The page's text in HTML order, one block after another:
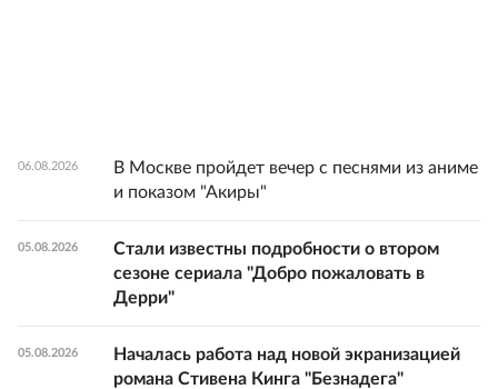
06.08.2026
В Москве пройдет вечер с песнями из аниме
и показом "Акиры"
05.08.2026
Стали известны подробности о втором
сезоне сериала "Добро пожаловать в
Дерри"
05.08.2026
Началась работа над новой экранизацией
романа Стивена Кинга "Безнадега"